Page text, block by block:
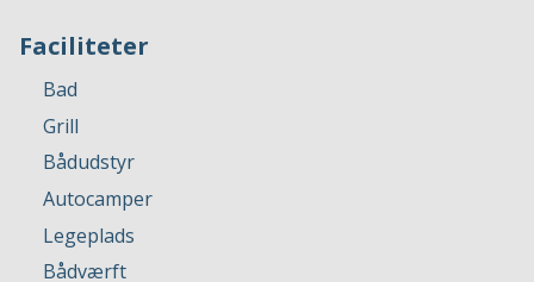
Faciliteter
Bad
Grill
Bådudstyr
Autocamper
Legeplads
Bådværft